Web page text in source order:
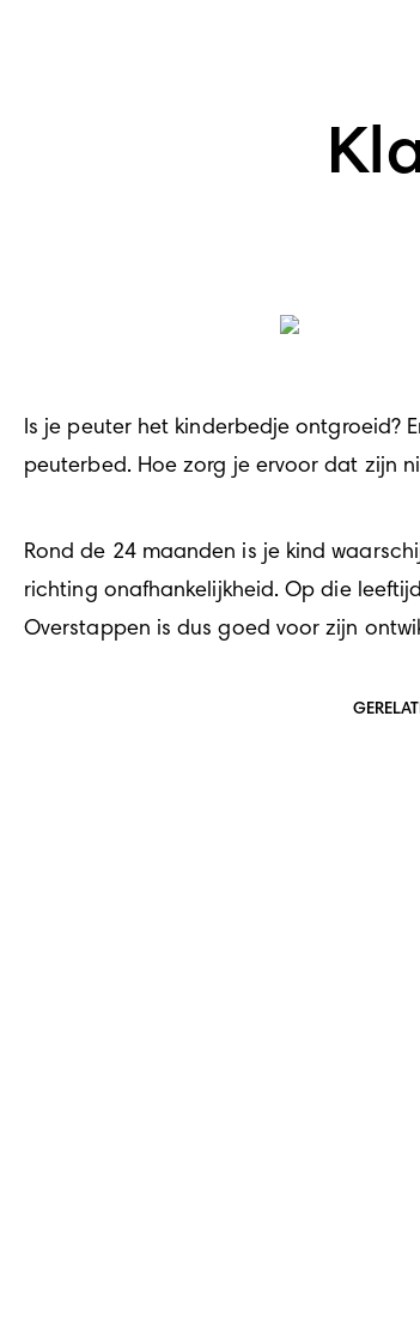
Is je peuter het kinderbedje
peuterbed. Hoe zorg je ervoor dat zijn
Rond de 24 maanden is je kind
richting onafhankelijkheid. Op die
Overstappen is dus goed voor zijn